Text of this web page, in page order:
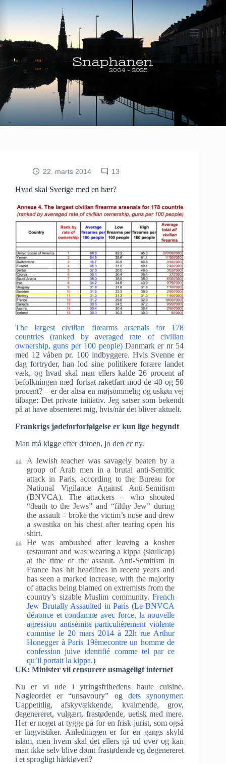
22. marts 2014 13
Hvad skal Sverige med en hær?
The largest civilian firearms arsenals for 178
countries (ranked by averaged rate of civilian
ownership, guns per 100 people)Danmark er nr 54
med 12 våben pr. 100 indbyggere. Hvis Svenne er
dag fortryder, han lod sine politikere forære landet
væk, og hvad skal man ellers kalde 26 procent af
befolkningen med fortsat raketfart mod de 40 og 50
procent? – er der altså en møjsommelig og uskøn vej
tilbage: Det private initiativ. Jeg satser som bekendt
på at have absenteret mig, hvis/når det bliver aktuelt.
Frankrigs jødeforforfølgelse er kun lige begyndt
Man må kigge efter datoen, jo den erny.
A Jewish teacher was savagely beaten by a
group of Arab men in a brutal anti-Semitic
attack in Paris, according to the Bureau for
National Vigilance Against Anti-Semitism
(BNVCA). The attackers – who shouted
“death to the Jews” and “filthy Jew” during
the assault – broke the victim’s nose and drew
a swastika on his chest after tearing open his
shirt.
He was ambushed after leaving a kosher
restaurant and was wearing a kippa (skullcap)
at the time of the assault. Anti-Semitism in
France has hit headlines in recent years and
has seen a marked increase, with the majority
of attacks being blamed on extremists from the
country’s sizable Muslim community.French
Jew Brutally Assaulted in Paris (Le BNVCA
dénonce et condamne avec force, la nouvelle
agression antisémite particulièrement violente
commise le 20 mars 2014 à 22h rue Arthur
Honegger à Paris 19èmecontre un homme de
confession juive identifié comme tel par ce
qu’il portait la kippa.)
UK: Minister vil censurere usmageligt internet
Nu er vi ude i ytringsfrihedens haute cuisine.
Nøgleordet er “unsavoury” og dets synonymer:
Uappetitlig, afskyvækkende, kvalmende, grov,
degenereret, vulgært, frastødende, uetisk med mere.
Her er noget at tygge på for en frisk jurist, som også
er lingvistiker. Anledningen er for en gangs skyld
islam, men hvem skal det ellers gå ud over og kan
man ikke selv blive dømt frastødende og degenereret
i et sprogligt hårkløveri?